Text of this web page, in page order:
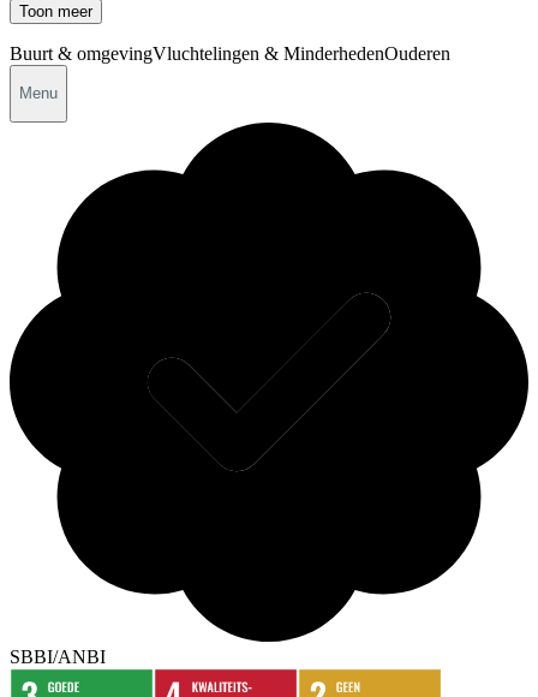
Toon meer
Buurt & omgevingVluchtelingen & MinderhedenOuderen
Menu
SBBI/ANBI